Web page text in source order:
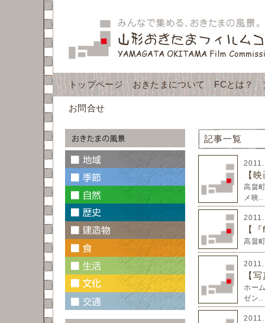
トップページ おきたまについて FCとは？
お問合せ
記事一覧
【
高畠
メ映..
【
高畠
【
ホー
ゼン..